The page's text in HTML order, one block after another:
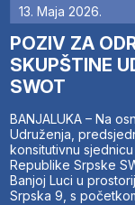
13. Maja 2026.
POZIV ZA
SKUPŠTINE
SWOT
BANJALUKA – Na
Udruženja,
konsitutivnu
Republike Srpske
Banjoj Luci u
Srpska 9, s